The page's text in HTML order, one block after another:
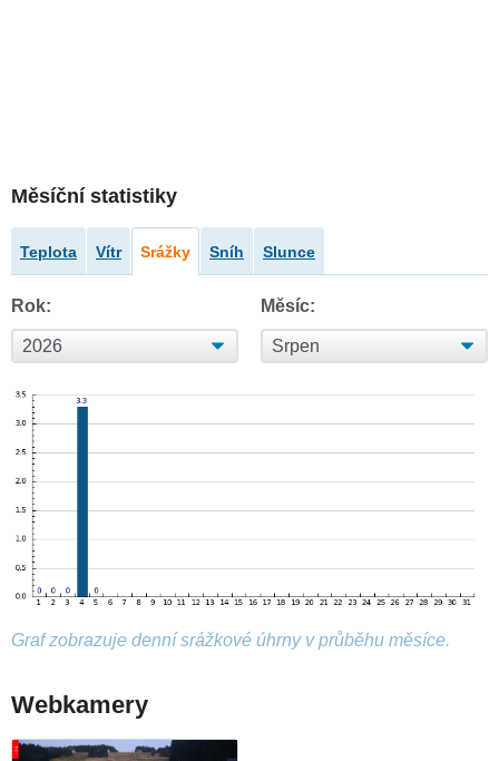
Měsíční statistiky
Teplota Vítr Srážky Sníh Slunce
Rok: Měsíc:
Graf zobrazuje denní srážkové úhrny v průběhu měsíce.
Webkamery